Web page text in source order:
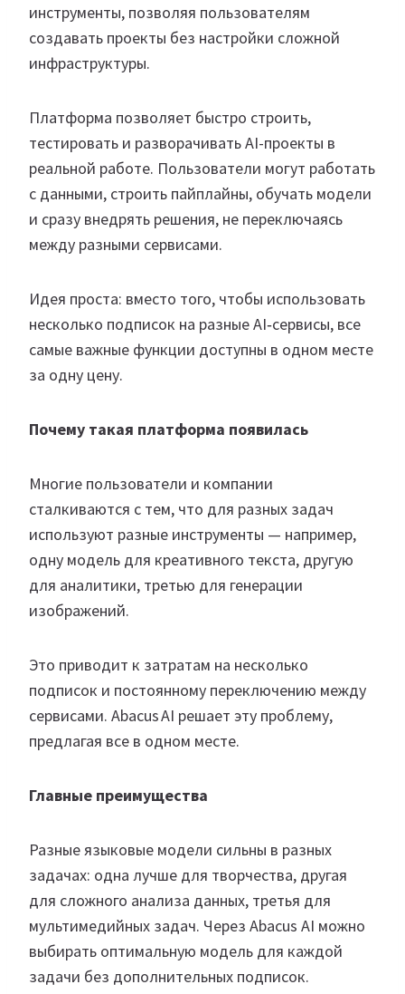
инструменты, позволяя пользователям
создавать проекты без настройки сложной
инфраструктуры.
Платформа позволяет быстро строить,
тестировать и разворачивать AI-проекты в
реальной работе. Пользователи могут работать
с данными, строить пайплайны, обучать модели
и сразу внедрять решения, не переключаясь
между разными сервисами.
Идея проста: вместо того, чтобы использовать
несколько подписок на разные AI‑сервисы, все
самые важные функции доступны в одном месте
за одну цену.
Почему такая платформа появилась
Многие пользователи и компании
сталкиваются с тем, что для разных задач
используют разные инструменты — например,
одну модель для креативного текста, другую
для аналитики, третью для генерации
изображений.
Это приводит к затратам на несколько
подписок и постоянному переключению между
сервисами. Abacus AI решает эту проблему,
предлагая все в одном месте.
Главные преимущества
Разные языковые модели сильны в разных
задачах: одна лучше для творчества, другая
для сложного анализа данных, третья для
мультимедийных задач. Через Abacus AI можно
выбирать оптимальную модель для каждой
задачи без дополнительных подписок.